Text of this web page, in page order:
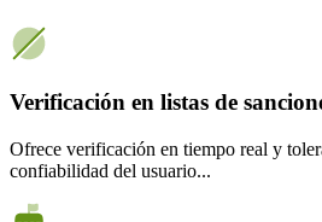
Verificación en listas de
Ofrece verificación en tiempo real y
confiabilidad del usuario...